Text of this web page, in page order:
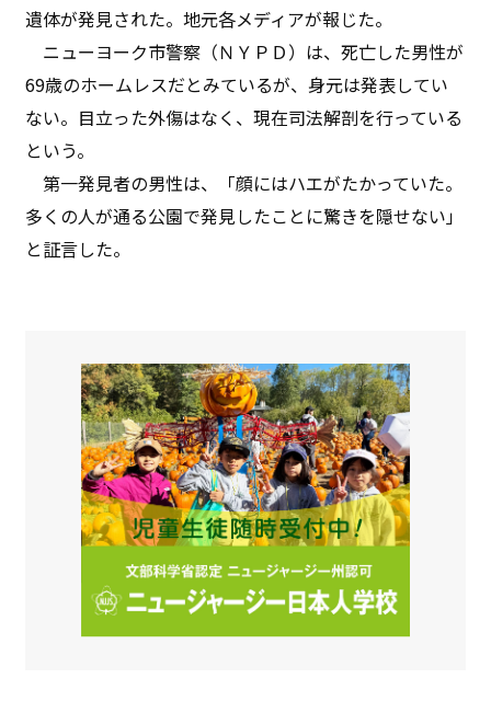
遺体が発見された。地元各メディアが報じた。
ニューヨーク市警察（ＮＹＰＤ）は、死亡した男性が
69歳のホームレスだとみているが、身元は発表してい
ない。目立った外傷はなく、現在司法解剖を行っている
という。
第一発見者の男性は、「顔にはハエがたかっていた。
多くの人が通る公園で発見したことに驚きを隠せない」
と証言した。